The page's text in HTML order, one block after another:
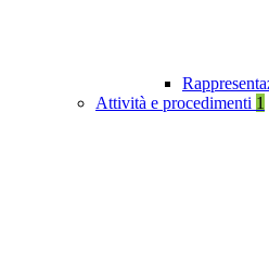
Attività e procedimenti 1